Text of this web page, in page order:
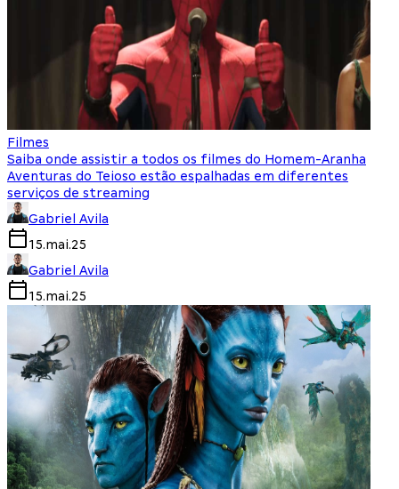
Filmes
Saiba onde assistir a todos os filmes do Homem-Aranha
Aventuras do Teioso estão espalhadas em diferentes
serviços de streaming
Gabriel Avila
15.mai.25
Gabriel Avila
15.mai.25